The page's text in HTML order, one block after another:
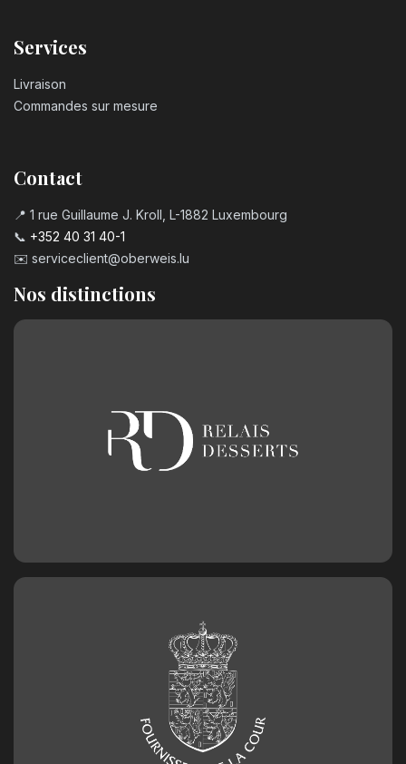
Services
Livraison
Commandes sur mesure
Contact
📍 1 rue Guillaume J. Kroll, L-1882 Luxembourg
📞 +352 40 31 40-1
✉️ serviceclient@oberweis.lu
Nos distinctions